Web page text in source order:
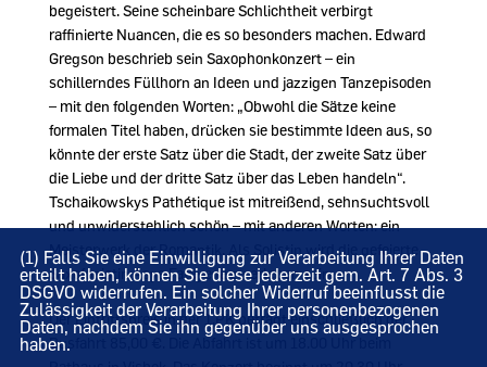
begeistert. Seine scheinbare Schlichtheit verbirgt
raffinierte Nuancen, die es so besonders machen. Edward
Gregson beschrieb sein Saxophonkonzert – ein
schillerndes Füllhorn an Ideen und jazzigen Tanzepisoden
– mit den folgenden Worten: „Obwohl die Sätze keine
formalen Titel haben, drücken sie bestimmte Ideen aus, so
könnte der erste Satz über die Stadt, der zweite Satz über
die Liebe und der dritte Satz über das Leben handeln“.
Tschaikowskys Pathétique ist mitreißend, sehnsuchtsvoll
und unwiderstehlich schön – mit anderen Worten: ein
Meisterwerk der Romantik. Als Solistin wird die gefeierte
Saxofonistin Asya Fateyeva zu erleben sein.
Der Eintrittspreis in der 1.PK beträgt einschließlich der
Busfahrt 85,00 €. Die Abfahrt ist um 18.00 Uhr beim
(1) Falls Sie eine Einwilligung zur Verarbeitung Ihrer Daten
erteilt haben, können Sie diese jederzeit gem. Art. 7 Abs. 3
DSGVO widerrufen. Ein solcher Widerruf beeinflusst die
Zulässigkeit der Verarbeitung Ihrer personenbezogenen
Daten, nachdem Sie ihn gegenüber uns ausgesprochen
haben.